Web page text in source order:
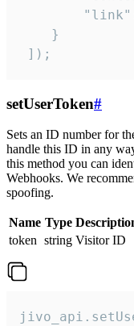
    }
]);
setUserToken#
Sets an ID number for
handle this ID in any
this method you can
Webhooks. We
spoofing.
Name Type
token string Visitor ID